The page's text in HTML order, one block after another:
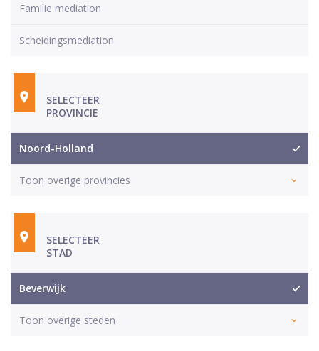
Familie mediation
Scheidingsmediation
SELECTEER
PROVINCIE
Noord-Holland
Toon overige provincies
SELECTEER
STAD
Beverwijk
Toon overige steden